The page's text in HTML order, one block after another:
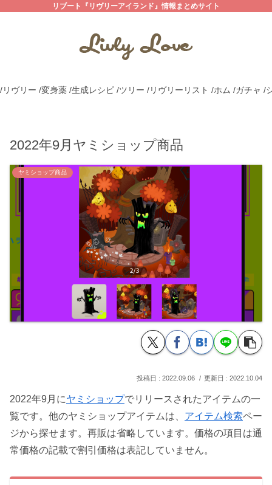
リブート『リヴリーアイランド』情報まとめサイト
/リヴリー /変身薬 /生成レシピ /ツリー /リヴリーリスト /ホム /ガチャ /
2022年9月ヤミショップ商品
ヤミショップ商品
2022.09.06 2022.10.04
2022年9月にヤミショップでリリースされたアイテムの一
覧です。他のヤミショップアイテムは、 アイテム検索ペー
ジから探せます。再販は省略しています。価格の項目は通
常価格の記載で割引価格は表記していません。